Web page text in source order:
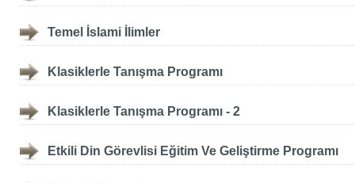
Temel İslami İlimler
Klasiklerle Tanışma Programı
Klasiklerle Tanışma Programı - 2
Etkili Din Görevlisi Eğitim Ve Geliştirme Programı